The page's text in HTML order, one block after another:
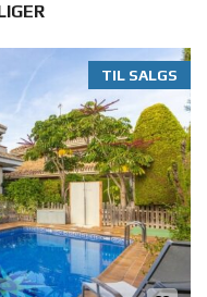
TIL SALGS